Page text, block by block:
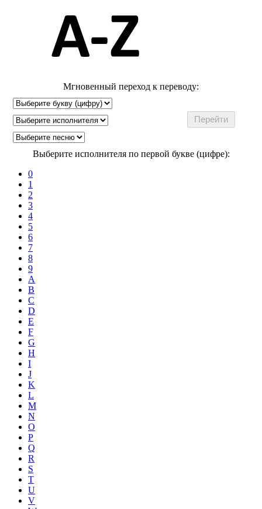
Мгновенный переход к переводу:
Выберите исполнителя по первой букве (цифре):
0
1
2
3
4
5
6
7
8
9
A
B
C
D
E
F
G
H
I
J
K
L
M
N
O
P
Q
R
S
T
U
V